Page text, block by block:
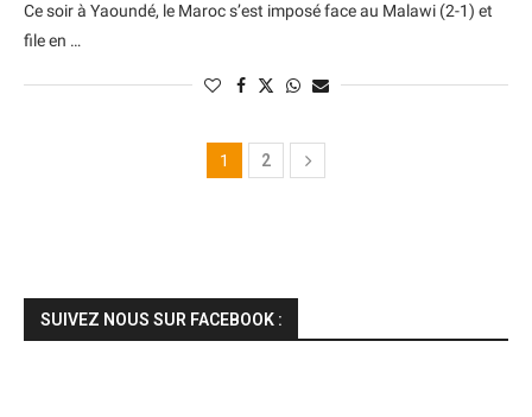
Ce soir à Yaoundé, le Maroc s’est imposé face au Malawi (2-1) et
file en …
1 2
SUIVEZ NOUS SUR FACEBOOK :